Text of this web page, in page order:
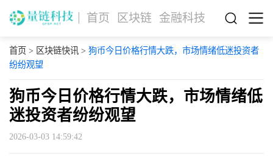
首页 区块链 金融科技
首页 > 区块链快讯> 狗币今日价格行情大跌，市场情绪低迷投资者
纷纷观望
狗币今日价格行情大跌，市场情绪低
迷投资者纷纷观望
2026-03-03 14:59:42